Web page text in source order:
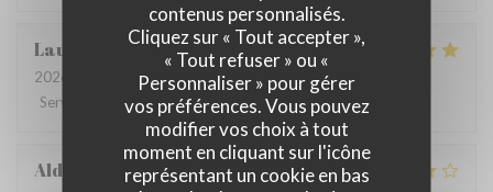
contenus personnalisés.
Cliquez sur « Tout accepter »,
« Tout refuser » ou «
Personnaliser » pour gérer
vos préférences. Vous pouvez
modifier vos choix à tout
moment en cliquant sur l'icône
représentant un cookie en bas
Laurence M
2026-07-20
- 19:30 - Couverts 4
Service
Ambiance:4/5 Cuisine:5/5 Qualité / Prix
Aldo